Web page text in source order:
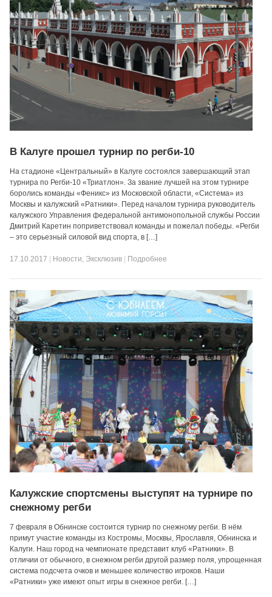
В Калуге прошел турнир по регби-10
На стадионе «Центральный» в Калуге состоялся завершающий этап
турнира по Регби-10 «Триатлон». За звание лучшей на этом турнире
боролись команды «Феникс» из Московской области, «Система» из
Москвы и калужский «Ратники». Перед началом турнира руководитель
калужского Управления федеральной антимонопольной службы России
Дмитрий Каретин поприветствовал команды и пожелал победы. «Регби
– это серьезный силовой вид спорта, в […]
17.10.2017 Новости, Эксклюзив Подробнее
Калужские спортсмены выступят на турнире по
снежному регби
7 февраля в Обнинске состоится турнир по снежному регби. В нём
примут участие команды из Костромы, Москвы, Ярославля, Обнинска и
Калуги. Наш город на чемпионате представит клуб «Ратники». В
отличии от обычного, в снежном регби другой размер поля, упрощенная
система подсчета очков и меньшее количество игроков. Наши
«Ратники» уже имеют опыт игры в снежное регби. […]